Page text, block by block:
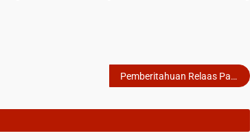
Pemberitahuan Relaas Panggilan Sidang (Panggilan Umum) Kepada Tergugat Perkara Nomor : 9/Pdt.G/2026/PN Tlk atas nama KARSINAH